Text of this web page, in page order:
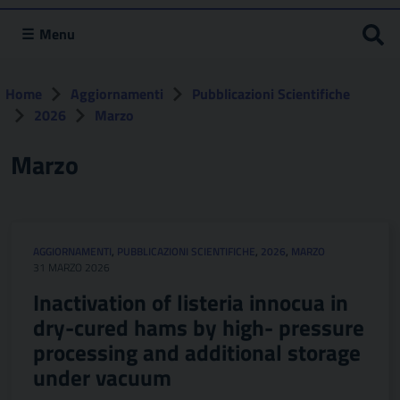
Menu
Home Aggiornamenti
Pubblicazioni Scientifiche
2026
Marzo
Marzo
AGGIORNAMENTI, PUBBLICAZIONI SCIENTIFICHE, 2026, MARZO
31 MARZO 2026
Inactivation of listeria innocua in
dry-cured hams by high- pressure
processing and additional storage
under vacuum